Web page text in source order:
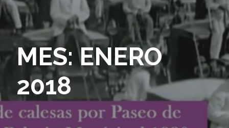
MES: ENERO
2018